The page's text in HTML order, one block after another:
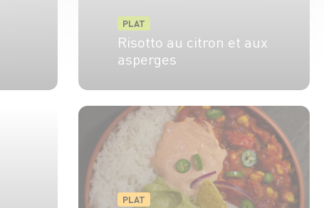
PLAT
Risotto au citron et aux
asperges
PLAT